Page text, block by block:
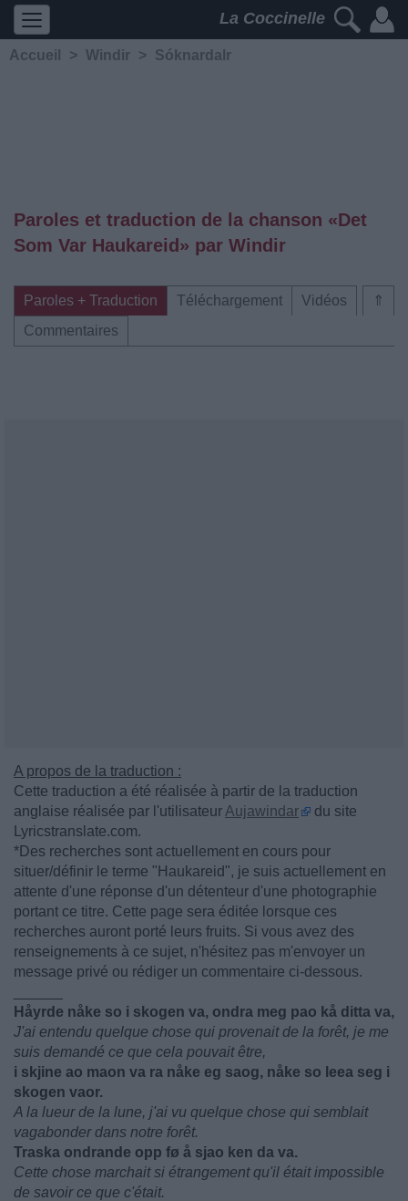
La Coccinelle
Accueil > Windir > Sóknardalr
Paroles et traduction de la chanson «Det
Som Var Haukareid» par Windir
⇑
Paroles + Traduction Téléchargement
Vidéos
Commentaires
A propos de la traduction :
Cette traduction a été réalisée à partir de la traduction
anglaise réalisée par l'utilisateur Aujawindar
du site
Lyricstranslate.com.
*Des recherches sont actuellement en cours pour
situer/définir le terme "Haukareid", je suis actuellement en
attente d'une réponse d'un détenteur d'une photographie
portant ce titre. Cette page sera éditée lorsque ces
recherches auront porté leurs fruits. Si vous avez des
renseignements à ce sujet, n'hésitez pas m'envoyer un
message privé ou rédiger un commentaire ci-dessous.
Håyrde nåke so i skogen va, ondra meg pao kå ditta va,
J'ai entendu quelque chose qui provenait de la forêt, je me
suis demandé ce que cela pouvait être,
i skjine ao maon va ra nåke eg saog, nåke so leea seg i
skogen vaor.
A la lueur de la lune, j'ai vu quelque chose qui semblait
vagabonder dans notre forêt.
Traska ondrande opp fø å sjao ken da va.
Cette chose marchait si étrangement qu'il était impossible
de savoir ce que c'était.